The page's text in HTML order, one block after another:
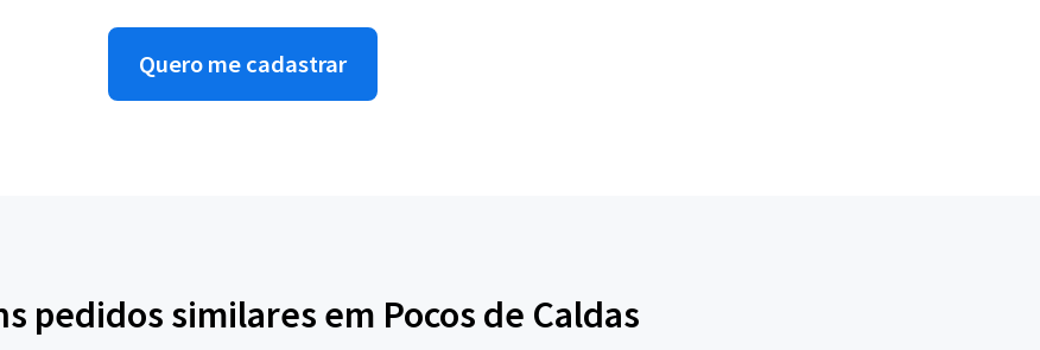
Quero me cadastrar
pedidos similares em Pocos de Caldas